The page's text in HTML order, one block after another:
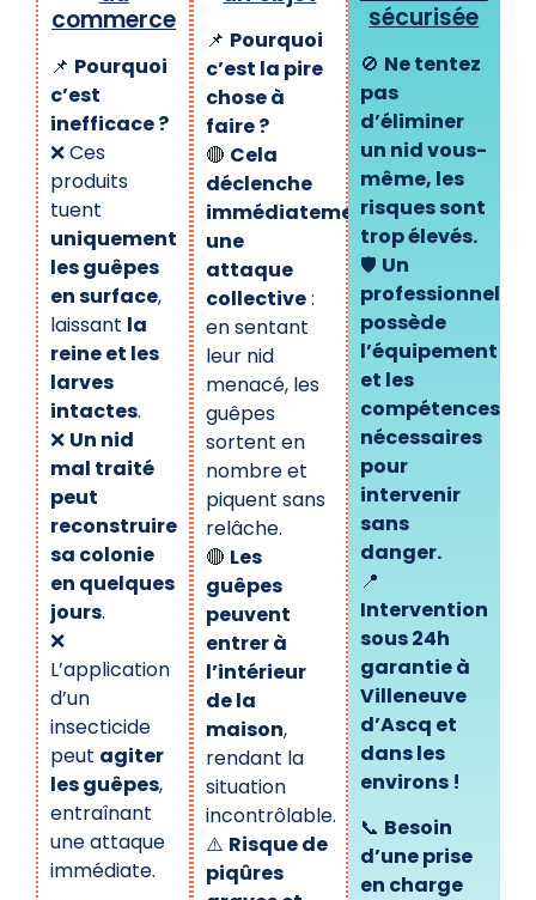
commerce
📌 Pourquoi
c’est
inefficace ?
❌ Ces
produits
tuent
uniquement
les guêpes
en surface,
laissant la
reine et les
larves
intactes.
❌ Un nid
mal traité
peut
reconstruire
sa colonie
en quelques
jours.
❌
L’application
d’un
insecticide
peut agiter
les guêpes,
entraînant
une attaque
immédiate.
📌 Pourquoi
c’est la pire
chose à
faire ?
🔴 Cela
déclenche
immédiatement
une
attaque
collective:
en sentant
leur nid
menacé, les
guêpes
sortent en
nombre et
piquent sans
relâche.
🔴 Les
guêpes
peuvent
entrer à
l’intérieur
de la
maison,
rendant la
situation
incontrôlable.
⚠️ Risque de
piqûres
sécurisée
🚫 Ne tentez
pas
d’éliminer
un nid vous-
même, les
risques sont
trop élevés.
🛡️ Un
professionnel
possède
l’équipement
et les
compétences
nécessaires
pour
intervenir
sans
danger.
📍
Intervention
sous 24h
garantie à
Villeneuve
d’Ascq et
dans les
environs !
📞 Besoin
d’une prise
en charge